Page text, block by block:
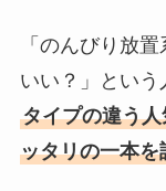
「のんびり放
いい？」という
タイプの違う
ッタリの一本を